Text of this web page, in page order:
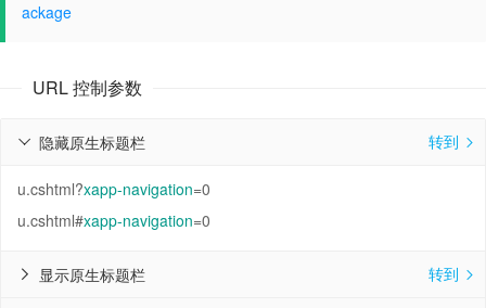
ackage
URL 控制参数
隐藏原生标题栏
 转到 
u.cshtml?xapp-navigation=0
u.cshtml#xapp-navigation=0
显示原生标题栏
 转到 